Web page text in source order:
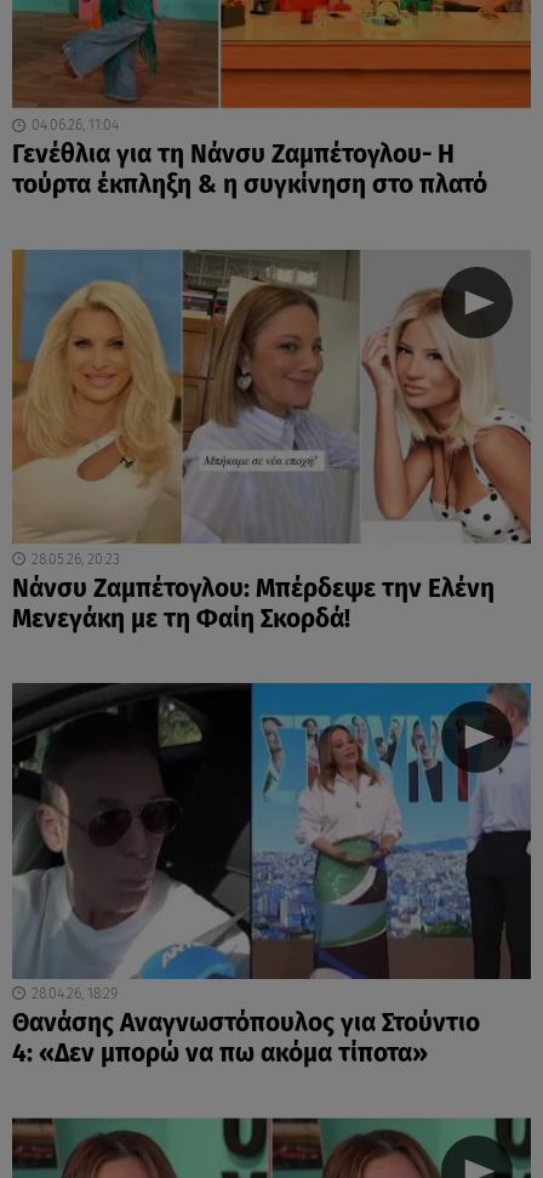
04.06.26, 11:04
Γενέθλια για τη Νάνσυ Ζαμπέτογλου- Η
τούρτα έκπληξη & η συγκίνηση στο πλατό
28.05.26, 20:23
Νάνσυ Ζαμπέτογλου: Μπέρδεψε την Ελένη
Μενεγάκη με τη Φαίη Σκορδά!
28.04.26, 18:29
Θανάσης Αναγνωστόπουλος για Στούντιο
4: «Δεν μπορώ να πω ακόμα τίποτα»